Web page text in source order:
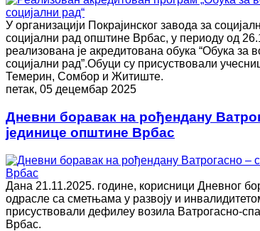
У организацији Покрајинског завода за
социјални рад општине Врбас, у периоду од
реализована је акредитована обука “Обука за
социјални рад”.Обуци су присуствовали
Темерин, Сомбор и Житиште.
петак, 05 децембар 2025
Дневни боравак на рођендану
јединице општине Врбас
Дана 21.11.2025. године, корисници Дневног
одрасле са сметњама у развоју и
присуствовали дефилеу возила Ватрогасно-
Врбас.